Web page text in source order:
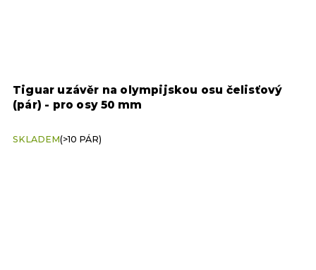
Tiguar uzávěr na olympijskou osu čelisťový
(pár) - pro osy 50 mm
SKLADEM(>10 PÁR)